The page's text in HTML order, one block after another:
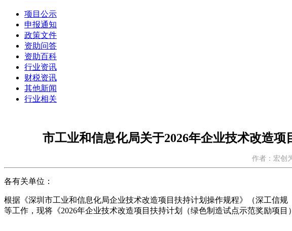
项目公示
申报通知
政策文件
资助问答
资助百科
行业资讯
财税资讯
其他新闻
行业相关
市工业和信息化局关于2026年企业技术改造
作者：宏创
各有关单位：
根据《深圳市工业和信息化局企业技术改造项目扶持计划操作规程》（深工信
等工作，现将《2026年企业技术改造项目扶持计划（绿色制造试点示范奖励项